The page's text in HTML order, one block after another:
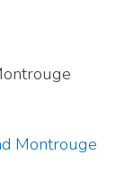
Montrouge